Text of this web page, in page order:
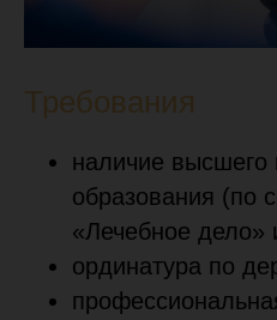
Требования
наличие высшего
образования (по
«Лечебное дело»
ординатура по